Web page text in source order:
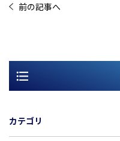
前の記事へ
カテゴリ